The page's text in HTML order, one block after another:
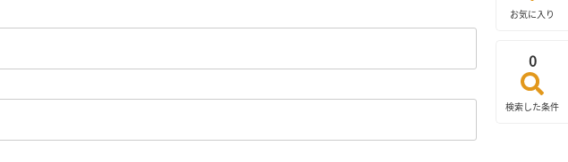
お気に入り
0
検索した条件